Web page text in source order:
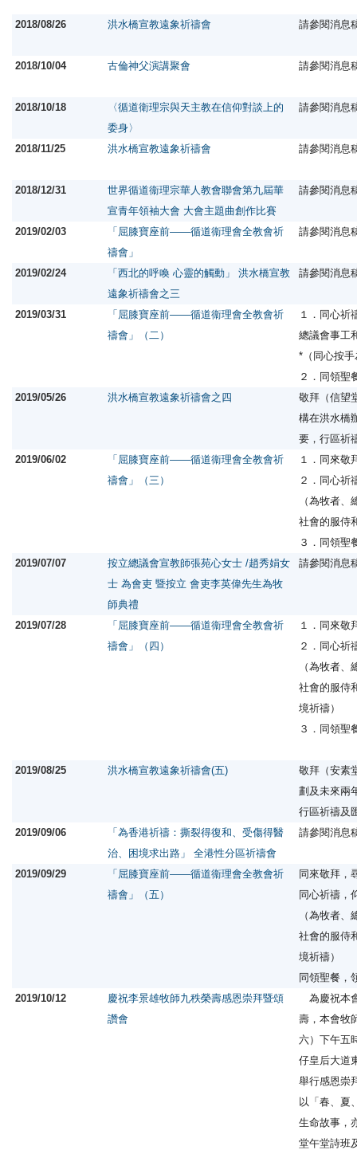
2018/08/26 洪水橋宣教遠象祈禱會 請參閱消息
2018/10/04 古倫神父演講聚會 請參閱消息
2018/10/18
〈循道衛理宗與天主教在信仰對談上的
委身〉
請參閱消息
2018/11/25 洪水橋宣教遠象祈禱會 請參閱消息
2018/12/31
世界循道衞理宗華人教會聯會第九屆華
宣青年領袖大會 大會主題曲創作比賽
請參閱消息
2019/02/03
「屈膝寶座前——循道衞理會全教會祈
禱會」
請參閱消息
2019/02/24
「西北的呼喚 心靈的觸動」 洪水橋宣教
遠象祈禱會之三
請參閱消息
2019/03/31
「屈膝寶座前——循道衞理會全教會祈
禱會」（二）
１．同心
總議會事工
*（同心按
２．同領
2019/05/26
洪水橋宣教遠象祈禱會之四
敬拜（信望
構在洪水橋
要，行區祈
2019/06/02
「屈膝寶座前——循道衞理會全教會祈
禱會」（三）
１．同來敬
２．同心祈
（為牧者
社會的服侍
３．同領
2019/07/07
按立總議會宣教師張苑心女士 /趙秀娟女
士 為會吏 暨按立 會吏李英偉先生為牧
師典禮
請參閱消息
2019/07/28
「屈膝寶座前——循道衞理會全教會祈
禱會」（四）
１．同來敬
２．同心祈
（為牧者
社會的服侍
境祈禱）
３．同領聖
2019/08/25 洪水橋宣教遠象祈禱會(五)
敬拜（安素
劃及未來兩
行區祈禱及
2019/09/06
「為香港祈禱：撕裂得復和、受傷得醫
治、困境求出路」 全港性分區祈禱會
請參閱消息
2019/09/29
「屈膝寶座前——循道衞理會全教會祈
禱會」（五）
同來敬拜，
同心祈禱，
（為牧者
社會的服侍
境祈禱）
同領聖餐
2019/10/12
慶祝李景雄牧師九秩榮壽感恩崇拜暨頌
讚會
為慶祝本
壽，本會牧
六）下午五
仔皇后大道
舉行感恩崇
以「春、夏
生命故事，
堂午堂詩班